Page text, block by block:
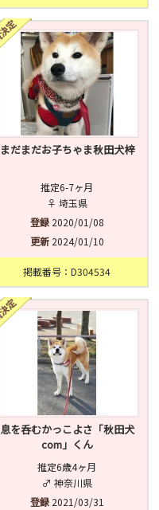
まだまだお子ちゃま秋田犬梓
推定6-7ヶ月
♀ 埼玉県
登録2020/01/08
更新2024/01/10
掲載番号：D304534
息を呑むかっこよさ「秋田犬
com」くん
推定6歳4ヶ月
♂ 神奈川県
登録2021/03/31